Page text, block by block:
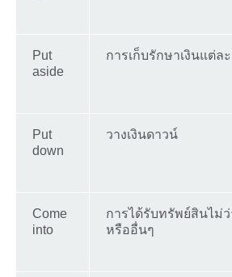
Put
aside
การเก็บรักษาเงินแต่ล
Put
down
วางเงินดาวน์
Come
into
การได้รับทรัพย์สินไม่
หรืออื่นๆ